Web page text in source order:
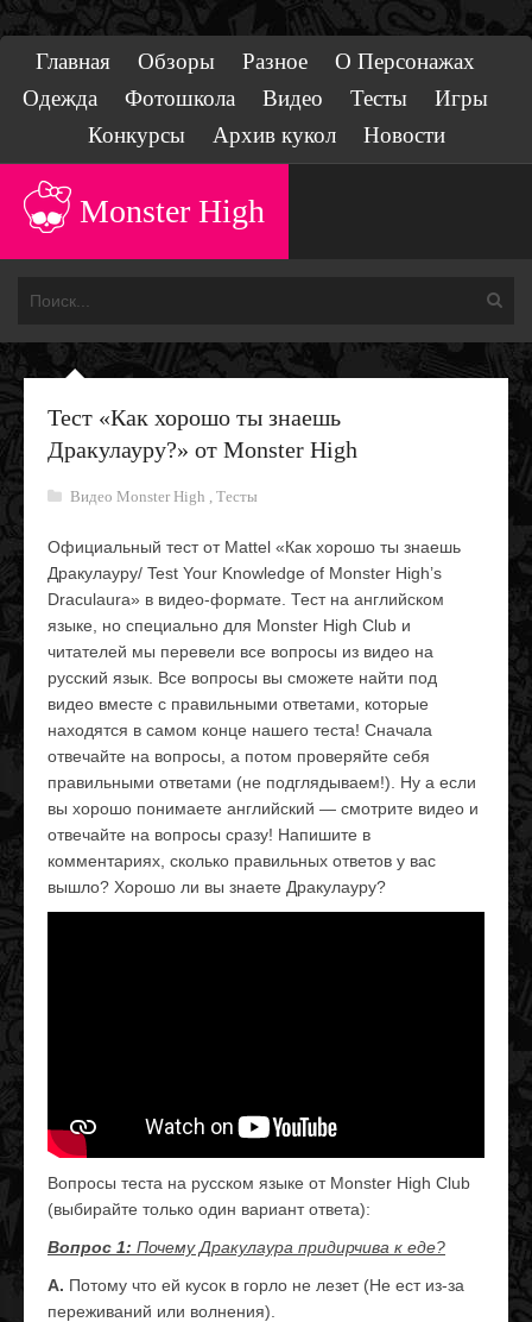
Главная Обзоры Разное
О Персонажах
Одежда
Фотошкола Видео Тесты
Игры
Конкурсы
Архив кукол Новости
Monster High
Тест «Как хорошо ты знаешь
Дракулауру?» от Monster High
Видео Monster High , Тесты
Официальный тест от Mattel «Как хорошо ты знаешь
Дракулауру/ Test Your Knowledge of Monster High’s
Draculaura» в видео-формате. Тест на английском
языке, но специально для Monster High Club и
читателей мы перевели все вопросы из видео на
русский язык. Все вопросы вы сможете найти под
видео вместе с правильными ответами, которые
находятся в самом конце нашего теста! Сначала
отвечайте на вопросы, а потом проверяйте себя
правильными ответами (не подглядываем!). Ну а если
вы хорошо понимаете английский — смотрите видео и
отвечайте на вопросы сразу! Напишите в
комментариях, сколько правильных ответов у вас
вышло? Хорошо ли вы знаете Дракулауру?
Вопросы теста на русском языке от Monster High Club
(выбирайте только один вариант ответа):
Вопрос 1: Почему Дракулаура придирчива к еде?
А. Потому что ей кусок в горло не лезет (Не ест из-за
переживаний или волнения).